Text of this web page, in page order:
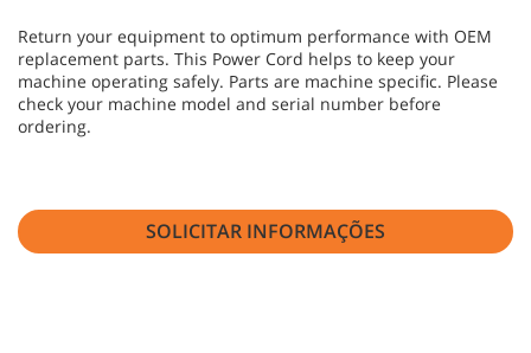
Return your equipment to optimum performance with OEM
replacement parts. This Power Cord helps to keep your
machine operating safely. Parts are machine specific. Please
check your machine model and serial number before
ordering.
SOLICITAR INFORMAÇÕES